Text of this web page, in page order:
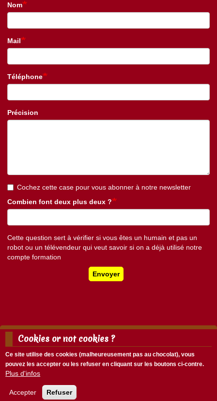
Nom
Mail
Téléphone
Précision
Cochez cette case pour vous abonner à notre newsletter
Combien font deux plus deux ?
Cette question sert à vérifier si vous êtes un humain et pas un
robot ou un télévendeur qui veut savoir si on a déjà utilisé notre
compte formation
Envoyer
Menu
Pied
page
Mentions légales Nous écrire
Menu
compte
Se connecter
Cookies or not cookies ?
Ce site utilise des cookies (malheureusement pas au chocolat), vous
pouvez les accepter ou les refuser en cliquant sur les boutons ci-contre.
Plus d'infos
Accepter Refuser